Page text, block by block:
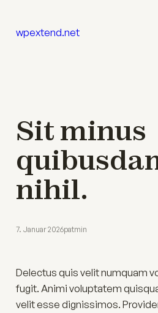
Inhalt
wpextend.net
Sit minus
nihil.
7. Januar 2026patmin
Delectus quis velit numquam
fugit. Animi voluptatem
velit esse dignissimos.